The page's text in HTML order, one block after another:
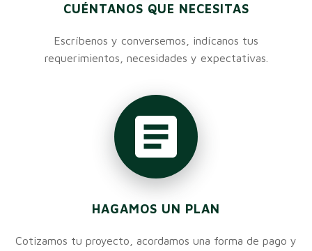
CUÉNTANOS QUE NECESITAS
Escríbenos y conversemos, indícanos tus
requerimientos, necesidades y expectativas.
HAGAMOS UN PLAN
Cotizamos tu proyecto, acordamos una forma de pago y